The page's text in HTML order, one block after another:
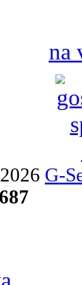
na
G-